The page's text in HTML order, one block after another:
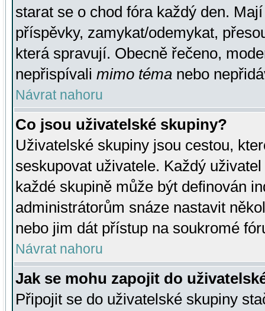
starat se o chod fóra každý den.
příspěvky, zamykat/odemykat,
která spravují. Obecně řečeno,
nepřispívali mimo téma nebo
Návrat nahoru
Co jsou uživatelské skupiny?
Uživatelské skupiny jsou cestou,
seskupovat uživatele. Každý
každé skupině může být definován
administrátorům snáze nastavit
nebo jim dát přístup na soukromé
Návrat nahoru
Jak se mohu zapojit do
Připojit se do uživatelské skupiny